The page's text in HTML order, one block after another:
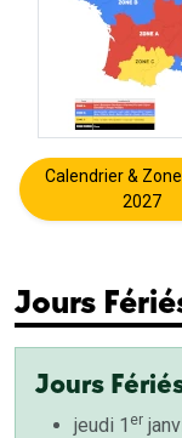
Calendrier &
2027
Jours
Jours
jeudi 1 er